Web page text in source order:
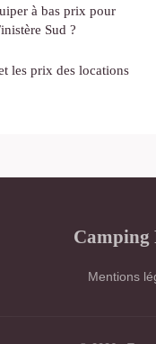
à bas prix pour
Sud ?
les prix des locations
Camping
Mentions